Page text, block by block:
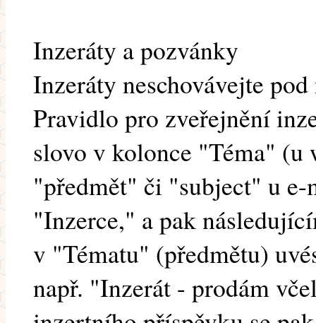
Inzeráty a pozvánky
Inzeráty neschovávejte
Pravidlo pro zveřejnění
slovo v kolonce "Téma" (u
"předmět" či "subject" u
"Inzerce," a pak
v "Tématu" (předmětu)
např. "Inzerát - prodám